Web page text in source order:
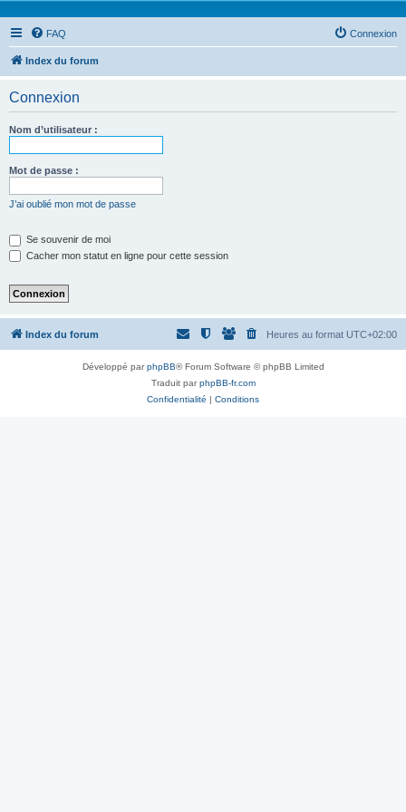
FAQ Connexion
Index du forum
Connexion
Nom d’utilisateur :
Mot de passe :
J’ai oublié mon mot de passe
Se souvenir de moi
Cacher mon statut en ligne pour cette session
Index du forum Heures au format UTC+02:00
Développé parphpBB® Forum Software © phpBB Limited
Traduit parphpBB-fr.com
Confidentialité | Conditions